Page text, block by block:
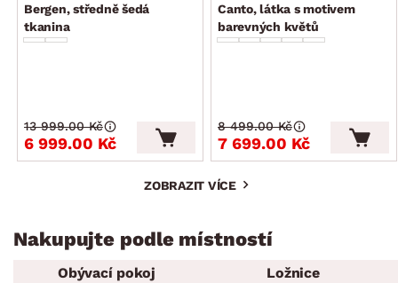
Bergen, středně šedá
tkanina
6 999.00 Kč
13 999.00 Kč
Canto, látka s motivem
barevných květů
7 699.00 Kč
8 499.00 Kč
ZOBRAZIT VÍCE
Nakupujte podle místností
Obývací pokoj Ložnice